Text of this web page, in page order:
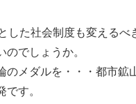
した社会制度も変えるべ
のでしょうか。
のメダルを・・・都市鉱
です。